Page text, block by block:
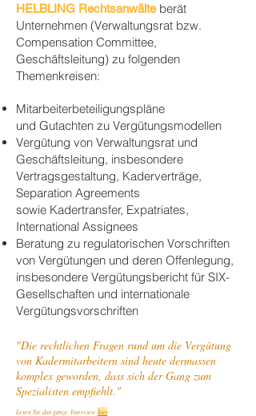
HELBLING Rechtsanwälteberät
Unternehmen (Verwaltungsrat bzw.
Compensation Committee,
Geschäftsleitung) zu folgenden
Themenkreisen:
Mitarbeiterbeteiligungspläne
und Gutachten zu Vergütungsmodellen
Vergütung von Verwaltungsrat und
Geschäftsleitung, insbesondere
Vertragsgestaltung, Kaderverträge,
Separation Agreements
sowie Kadertransfer, Expatriates,
International Assignees
Beratung zu regulatorischen Vorschriften
von Vergütungen und deren Offenlegung,
insbesondere Vergütungsbericht für SIX-
Gesellschaften und internationale
Vergütungsvorschriften
"Die rechtlichen Fragen rund um die Vergütung
von Kadermitarbeitern sind heute dermassen
komplex geworden, dass sich der Gang zum
Spezialisten empfiehlt."
Lesen Sie das ganze Interview hier.